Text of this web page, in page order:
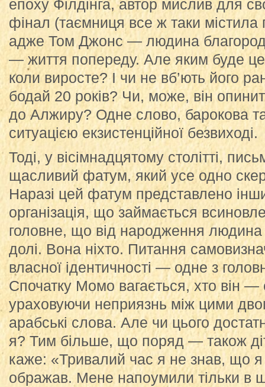
епоху Філдінга, автор мислив для
фінал (таємниця все ж таки містила
адже Том Джонс — людина
— життя попереду. Але яким буде
коли виросте? І чи не вб’ють його
бодай 20 років? Чи, може, він
до Алжиру? Одне слово, барокова
ситуацією екзистенційної безвиході.
Тоді, у вісімнадцятому столітті,
щасливий фатум, який усе одно
Наразі цей фатум представлено
організація, що займається
головне, що від народження людина
долі. Вона ніхто. Питання
власної ідентичності — одне з
Спочатку Момо вагається, хто він
ураховуючи неприязнь між цими
арабські слова. Але чи цього
я? Тим більше, що поряд — також
каже: «Тривалий час я не знав, що
ображав. Мене напоумили тільки в